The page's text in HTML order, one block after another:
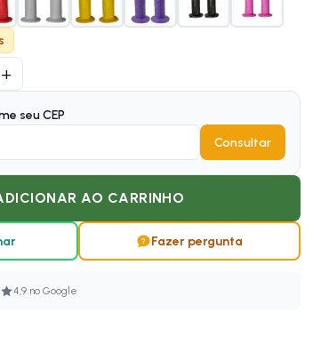
+
seu CEP
Consultar
AO CARRINHO
Fazer pergunta
4,9 no Google